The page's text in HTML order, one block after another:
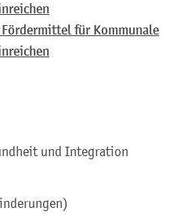
für Kommunale
und Integration